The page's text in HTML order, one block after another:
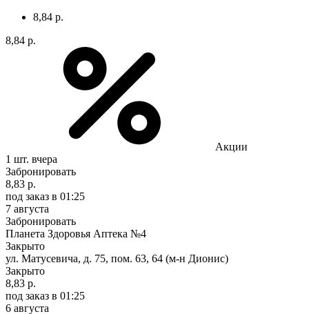
8,84 р.
8,84 р.
Акции
1 шт. вчера
Забронировать
8,83 р.
под заказ в 01:25
7 августа
Забронировать
Планета Здоровья Аптека №4
Закрыто
ул. Матусевича, д. 75, пом. 63, 64 (м-н Дионис)
Закрыто
8,83 р.
под заказ в 01:25
6 августа